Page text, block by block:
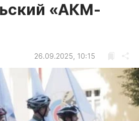
«АКМ-
26.09.2025, 10:15